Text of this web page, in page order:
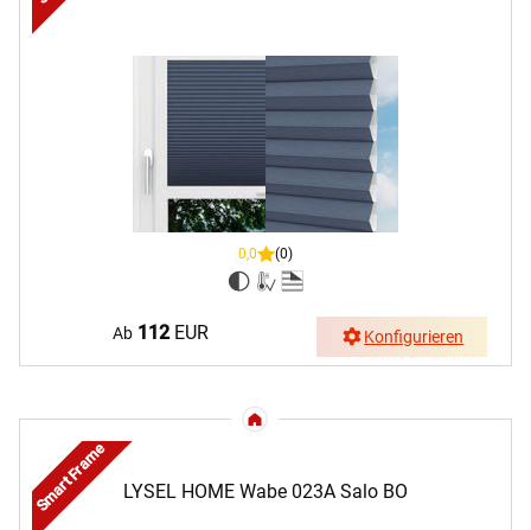
0,0 (0)
Ab 112EUR Konfigurieren
LYSEL HOME Wabe 023A Salo BO
Smart Frame